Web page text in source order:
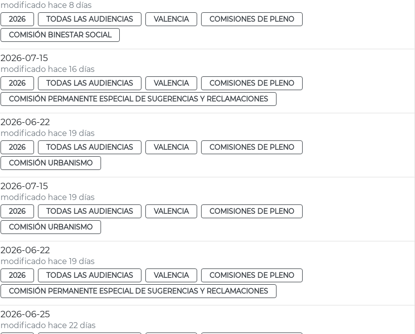
modificado hace 8 días
2026 TODAS LAS AUDIENCIAS VALENCIA
COMISIONES DE PLENO
COMISIÓN BINESTAR SOCIAL
2026-07-15
modificado hace 16 días
2026 TODAS LAS AUDIENCIAS VALENCIA
COMISIONES DE PLENO
COMISIÓN PERMANENTE ESPECIAL DE SUGERENCIAS Y RECLAMACIONES
2026-06-22
modificado hace 19 días
2026 TODAS LAS AUDIENCIAS VALENCIA
COMISIONES DE PLENO
COMISIÓN URBANISMO
2026-07-15
modificado hace 19 días
2026 TODAS LAS AUDIENCIAS VALENCIA
COMISIONES DE PLENO
COMISIÓN URBANISMO
2026-06-22
modificado hace 19 días
2026 TODAS LAS AUDIENCIAS VALENCIA
COMISIONES DE PLENO
COMISIÓN PERMANENTE ESPECIAL DE SUGERENCIAS Y RECLAMACIONES
2026-06-25
modificado hace 22 días